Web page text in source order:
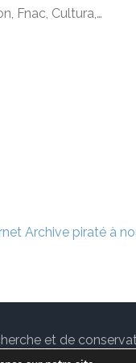
Fnac, Cultura,…
Archive piraté à
et de
Page |